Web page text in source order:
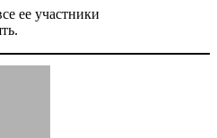
ее участники